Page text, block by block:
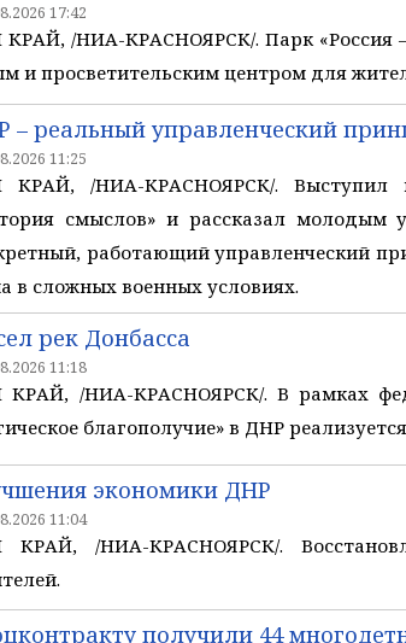
17:42
/НИА-КРАСНОЯРСК/. Парк «Россия
и просветительским центром для
– реальный управленческий
11:25
КРАЙ, /НИА-КРАСНОЯРСК/. Выступил
смыслов» и рассказал молодым
работающий управленческий
в сложных военных условиях.
рек Донбасса
11:18
/НИА-КРАСНОЯРСК/. В рамках
благополучие» в ДНР
экономики ДНР
11:04
КРАЙ, /НИА-КРАСНОЯРСК/.
получили 44